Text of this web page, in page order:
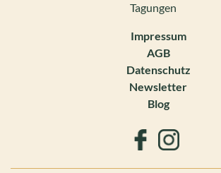
Tagungen
Impressum
AGB
Datenschutz
Newsletter
Blog